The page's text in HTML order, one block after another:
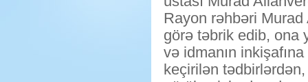
Rayon rəhbəri
görə təbrik edib, ona
və idmanın
keçirilən